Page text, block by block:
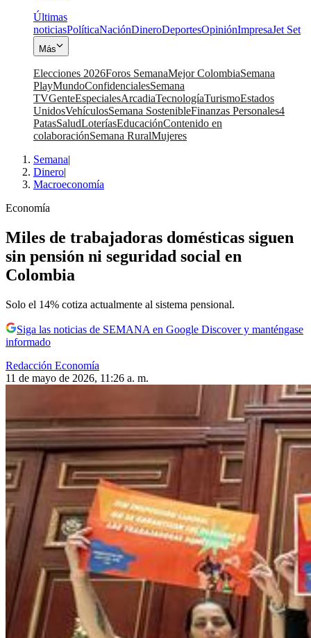
Últimas
noticiasPolíticaNaciónDineroDeportesOpiniónImpresaJet Set
Más
Elecciones 2026Foros SemanaMejor ColombiaSemana
PlayMundoConfidencialesSemana
TVGenteEspecialesArcadiaTecnologíaTurismoEstados
UnidosVehículosSemana SostenibleFinanzas Personales4
PatasSaludLoteríasEducaciónContenido en
colaboraciónSemana RuralMujeres
Semana|
Dinero|
Macroeconomía
Economía
Miles de trabajadoras domésticas siguen
sin pensión ni seguridad social en
Colombia
Solo el 14% cotiza actualmente al sistema pensional.
Siga las noticias de SEMANA en Google Discover y manténgase
informado
Redacción Economía
11 de mayo de 2026, 11:26 a. m.